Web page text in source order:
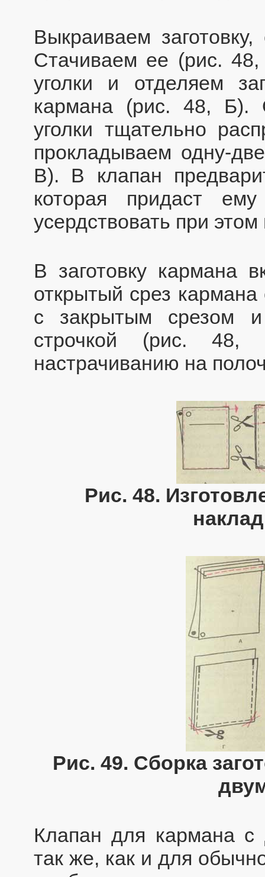
Выкраиваем
Стачиваем ее (рис. 48,
уголки и отделяем
кармана (рис. 48, Б).
уголки тщательно
прокладываем одну-
В). В клапан
которая придаст
усердствовать при этом
В заготовку кармана
открытый срез
с закрытым срезом и
строчкой (рис. 48,
настрачиванию на
Рис. 48.
Рис. 49. Сборка
Клапан для кармана с
так же, как и для